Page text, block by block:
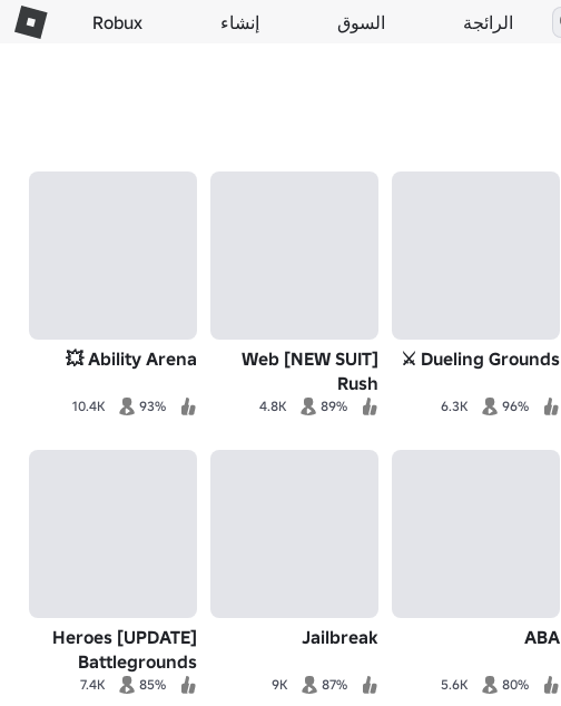
الرائجة السوق إنشاء Robux
Dueling Grounds ⚔️
96%
6.3K
[NEW SUIT] Web
Rush
89%
4.8K
Ability Arena 💥
93%
10.4K
ABA
80%
5.6K
Jailbreak
87%
9K
[UPDATE] Heroes
Battlegrounds
85%
7.4K